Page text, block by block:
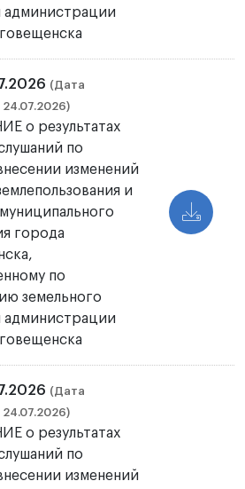
администрации
(Дата
о результатах
по
изменений
и
города
по
земельного
администрации
(Дата
о результатах
по
изменений